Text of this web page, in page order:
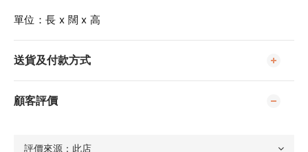
單位：長 x 闊 x 高
送貨及付款方式
顧客評價